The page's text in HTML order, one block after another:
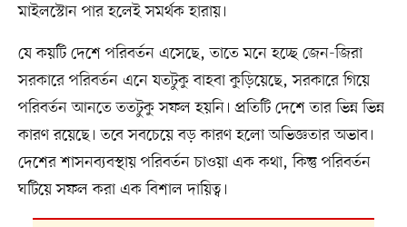
মাইলস্টোন পার হলেই সমর্থক হারায়।
যে কয়টি দেশে পরিবর্তন এসেছে, তাতে মনে হচ্ছে জেন-জিরা
সরকারে পরিবর্তন এনে যতটুকু বাহবা কুড়িয়েছে, সরকারে গিয়ে
পরিবর্তন আনতে ততটুকু সফল হয়নি। প্রতিটি দেশে তার ভিন্ন ভিন্ন
কারণ রয়েছে। তবে সবচেয়ে বড় কারণ হলো অভিজ্ঞতার অভাব।
দেশের শাসনব্যবস্থায় পরিবর্তন চাওয়া এক কথা, কিন্তু পরিবর্তন
ঘটিয়ে সফল করা এক বিশাল দায়িত্ব।